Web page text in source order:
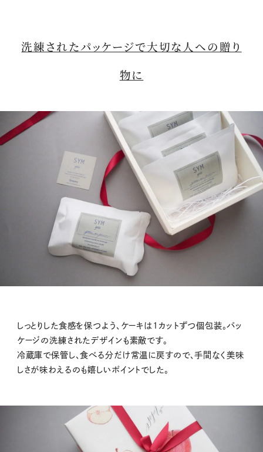
洗練されたパッケージで大切な人への贈り
物に
しっとりした食感を保つよう、ケーキは1カットずつ個包装。パッ
ケージの洗練されたデザインも素敵です。
冷蔵庫で保管し、食べる分だけ常温に戻すので、手間なく美味
しさが味わえるのも嬉しいポイントでした。